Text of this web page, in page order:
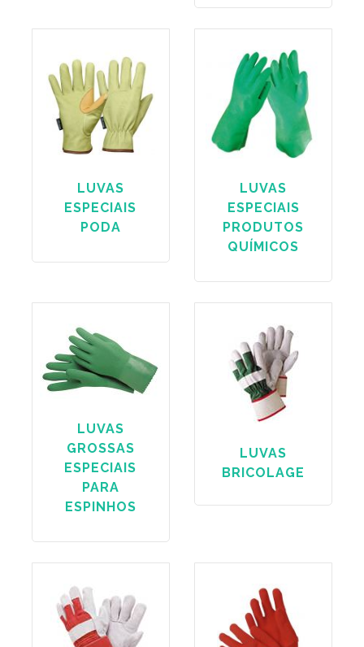
LUVAS
ESPECIAIS
PODA
LUVAS
ESPECIAIS
PRODUTOS
QUÍMICOS
LUVAS
GROSSAS
ESPECIAIS
PARA
ESPINHOS
LUVAS
BRICOLAGE